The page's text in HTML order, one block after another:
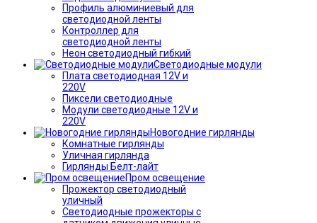
Профиль алюминиевый для
светодиодной ленты
Контроллер для
светодиодной ленты
Неон светодиодный гибкий
Светодиодные модули
Плата светодиодная 12V и
220V
Пиксели светодиодные
Модули светодиодные 12V и
220V
Новогодние гирлянды
Комнатные гирлянды
Уличная гирлянда
Гирлянды Белт-лайт
Пром освещение
Прожектор светодиодный
уличный
Светодиодные прожекторы с